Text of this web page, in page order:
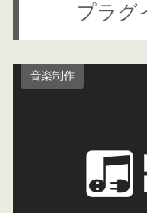
プラグ
音楽制作